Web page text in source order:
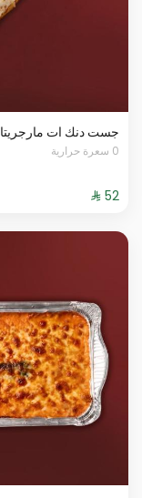
جست دنك ات مارجريتا
0 سعرة حرارية